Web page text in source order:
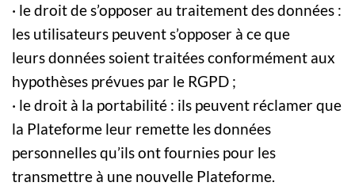
· le droit de s’opposer au traitement des données :
les utilisateurs peuvent s’opposer à ce que
leurs données soient traitées conformément aux
hypothèses prévues par le RGPD ;
· le droit à la portabilité : ils peuvent réclamer que
la Plateforme leur remette les données
personnelles qu’ils ont fournies pour les
transmettre à une nouvelle Plateforme.